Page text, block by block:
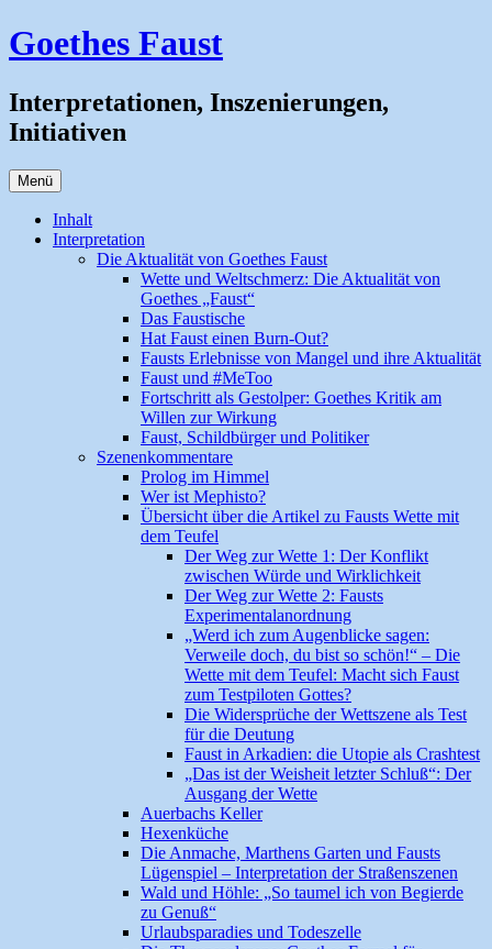
Zum
Inhalt
Goethes Faust
Interpretationen, Inszenierungen,
Initiativen
Menü
Inhalt
Interpretation
Die Aktualität von Goethes Faust
Wette und Weltschmerz: Die Aktualität von
Goethes „Faust“
Das Faustische
Hat Faust einen Burn-Out?
Fausts Erlebnisse von Mangel und ihre Aktualität
Faust und #MeToo
Fortschritt als Gestolper: Goethes Kritik am
Willen zur Wirkung
Faust, Schildbürger und Politiker
Szenenkommentare
Prolog im Himmel
Wer ist Mephisto?
Übersicht über die Artikel zu Fausts Wette mit
dem Teufel
Der Weg zur Wette 1: Der Konflikt
zwischen Würde und Wirklichkeit
Der Weg zur Wette 2: Fausts
Experimentalanordnung
„Werd ich zum Augenblicke sagen:
Verweile doch, du bist so schön!“ – Die
Wette mit dem Teufel: Macht sich Faust
zum Testpiloten Gottes?
Die Widersprüche der Wettszene als Test
für die Deutung
Faust in Arkadien: die Utopie als Crashtest
„Das ist der Weisheit letzter Schluß“: Der
Ausgang der Wette
Auerbachs Keller
Hexenküche
Die Anmache, Marthens Garten und Fausts
Lügenspiel – Interpretation der Straßenszenen
Wald und Höhle: „So taumel ich von Begierde
zu Genuß“
Urlaubsparadies und Todeszelle